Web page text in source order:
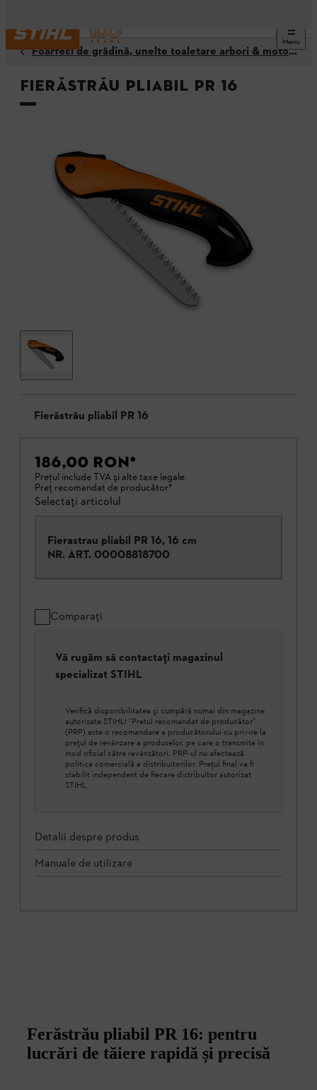
Meniu
Foarfeci de grădină, unelte toaletare arbori & motoferăstrău multifuncţional
Fierăstrău pliabil PR 16
Fierăstrău pliabil PR 16
186,00 RON*
Preţul include TVA şi alte taxe legale.
Preţ recomandat de producător*
Selectați articolul
Fierastrau pliabil PR 16, 16 cm
NR. ART. 00008818700
Comparați
Vă rugăm să contactați magazinul
specializat STIHL
Verifică disponibilitatea şi cumpără numai din magazine
autorizate STIHL! ”Pretul recomandat de producător”
(PRP) este o recomandare a producătorului cu privire la
prețul de revânzare a produselor, pe care o transmite în
mod oficial către revânzători. PRP-ul nu afectează
politica comercială a distribuitorilor. Prețul final va fi
stabilit independent de fiecare distribuitor autorizat
STIHL.
Detalii despre produs
Manuale de utilizare
Ferăstrău pliabil PR 16: pentru
lucrări de tăiere rapidă și precisă